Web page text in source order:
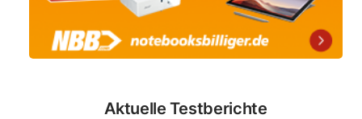
Aktuelle Testberichte